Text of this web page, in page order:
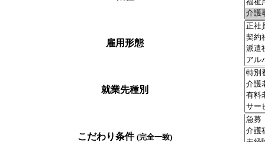
雇用形態
就業先種別
こだわり条件 (完全一致)